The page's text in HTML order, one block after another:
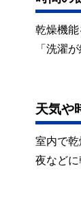
乾燥機
「洗濯
天気や
室内で
夜などに